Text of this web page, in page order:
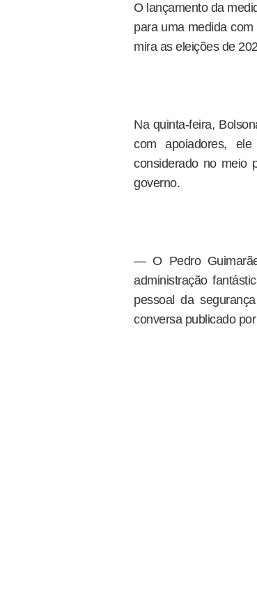
O lançamento da
para uma medida
mira as eleições de
Na quinta-feira,
com apoiadores,
considerado no meio
governo.
— O Pedro
administração
pessoal da
conversa publicado